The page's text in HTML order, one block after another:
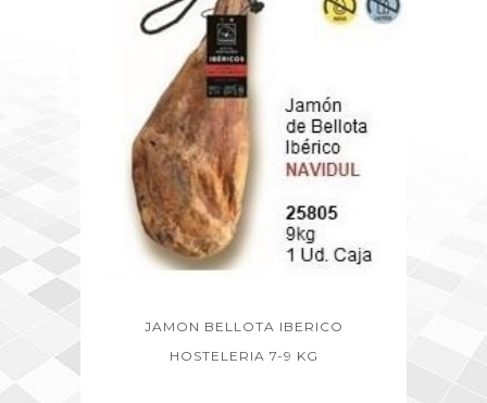
JAMON BELLOTA IBERICO
HOSTELERIA 7-9 KG